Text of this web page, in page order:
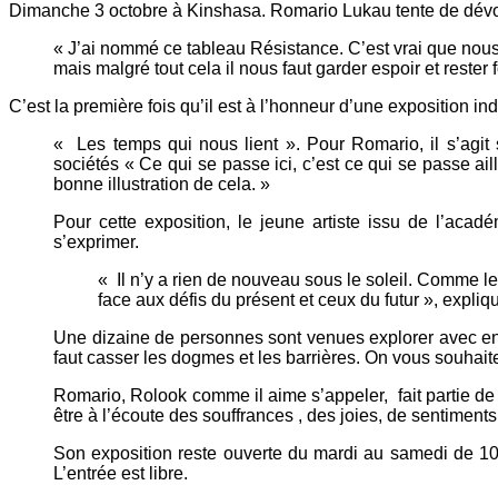
Dimanche 3 octobre à Kinshasa. Romario Lukau tente de
« J’ai nommé ce tableau Résistance. C’est vrai que
mais malgré tout cela il nous faut garder espoir et
C’est la première fois qu’il est à l’honneur d’une exposition
« Les temps qui nous lient ». Pour Romario, il s’agit
sociétés « Ce qui se passe ici, c’est ce qui se passe
bonne illustration de cela. »
Pour cette exposition, le jeune artiste issu de
s’exprimer.
« Il n’y a rien de nouveau sous le soleil. Comme
face aux défis du présent et ceux du futur »,
Une dizaine de personnes sont venues explorer avec
faut casser les dogmes et les barrières. On vous
Romario, Rolook comme il aime s’appeler, fait partie
être à l’écoute des souffrances , des joies, de
Son exposition reste ouverte du mardi au samedi de
L’entrée est libre.